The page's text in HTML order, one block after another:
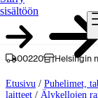
sisältöön
00220 Helsingin
Etusivu / Puhelimet,
laitteet / Älykellojen